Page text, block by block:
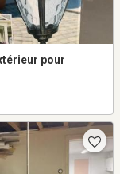
pour